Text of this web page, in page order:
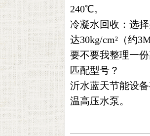
240℃。
冷凝水回收‌：选
达30kg/cm²（约
要不要我‌整理一
匹配型号？
沂水蓝天节能设
温高压水泵。